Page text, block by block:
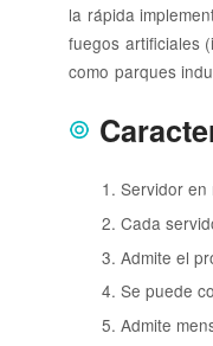
la rápida
fuegos artificiales
como parques
1. Servidor
2. Cada
3. Admite el
4. Se puede
5. Admite